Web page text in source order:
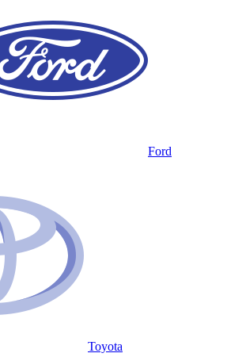
Ford
Toyota